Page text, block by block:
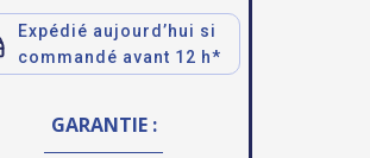
Expédié aujourd’hui si
commandé avant 12 h*
GARANTIE :